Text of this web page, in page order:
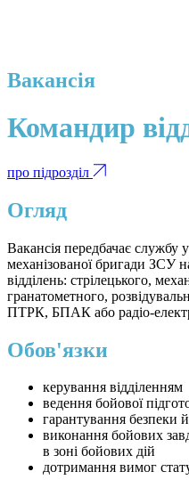
Вакансія
Командир
про підрозділ
Огляд
Вакансія передбачає службу
механізованої бригади ЗСУ
відділень: стрілецького,
гранатометного,
ПТРК, БПАК або радіо-
Обов'язки
керування відділенням
ведення бойової
гарантування безпеки
виконання бойових
в зоні бойових дій
дотримання вимог